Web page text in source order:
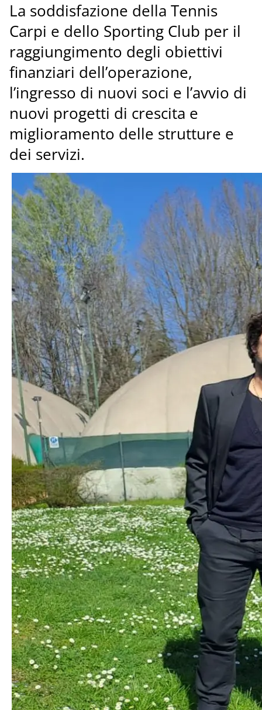
La soddisfazione della Tennis
Carpi e dello Sporting Club per il
raggiungimento degli obiettivi
finanziari dell’operazione,
l’ingresso di nuovi soci e l’avvio di
nuovi progetti di crescita e
miglioramento delle strutture e
dei servizi.